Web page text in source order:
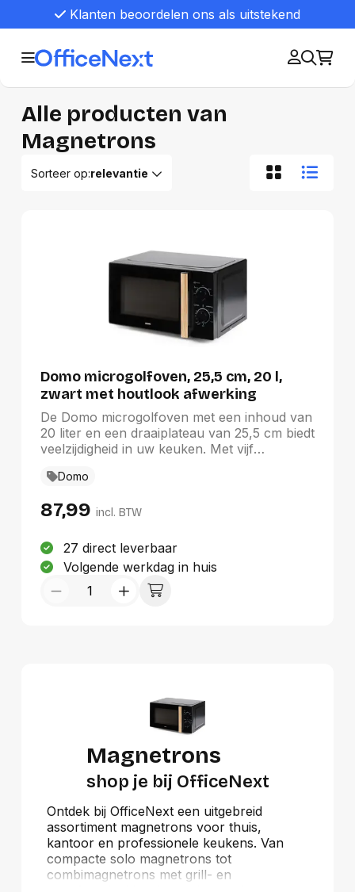
Klanten beoordelen ons als uitstekend
Alle producten van
Magnetrons
Sorteer op:relevantie
Duurste eerst
Domo microgolfoven, 25,5 cm, 20 l,
zwart met houtlook afwerking
De Domo microgolfoven met een inhoud van
20 liter en een draaiplateau van 25,5 cm biedt
veelzijdigheid in uw keuken. Met vijf
ontdooifunctie bereidt u eenvoudig al uw
garandeert perfecte bereiding. Het stijlvolle
afwerking voegt een moderne touch toe aan
uw keuken, terwijl het vermogen van 700 W
zorgt voor zowel functionaliteit als
esthetische aantrekkingskracht.
Domo
87,99 incl. BTW
27 direct leverbaar
Volgende werkdag in huis
Magnetrons
shop je bij OfficeNext
Ontdek bij OfficeNext een uitgebreid
assortiment magnetrons voor thuis,
kantoor en professionele keukens. Van
compacte solo magnetrons tot
combimagnetrons met grill- en